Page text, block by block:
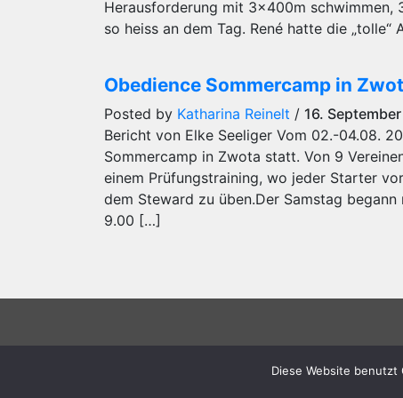
Herausforderung mit 3x400m schwimmen,
so heiss an dem Tag. René hatte die
Obedience Sommercamp in
Posted by Katharina Reinelt / 16.
Bericht von Elke Seeliger Vom 02.-04.08.
Sommercamp in Zwota statt. Von 9
einem Prüfungstraining, wo jeder Starter
dem Steward zu üben.Der Samstag
9.00 […]
Datenschutzerklärung
Diese Website